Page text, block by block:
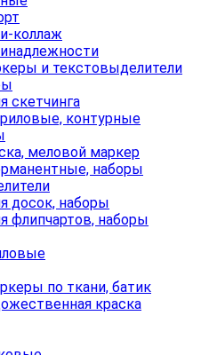
коллаж
и текстовыделители
скетчинга
контурные
меловой маркер
наборы
досок, наборы
флипчартов, наборы
по ткани, батик
краска